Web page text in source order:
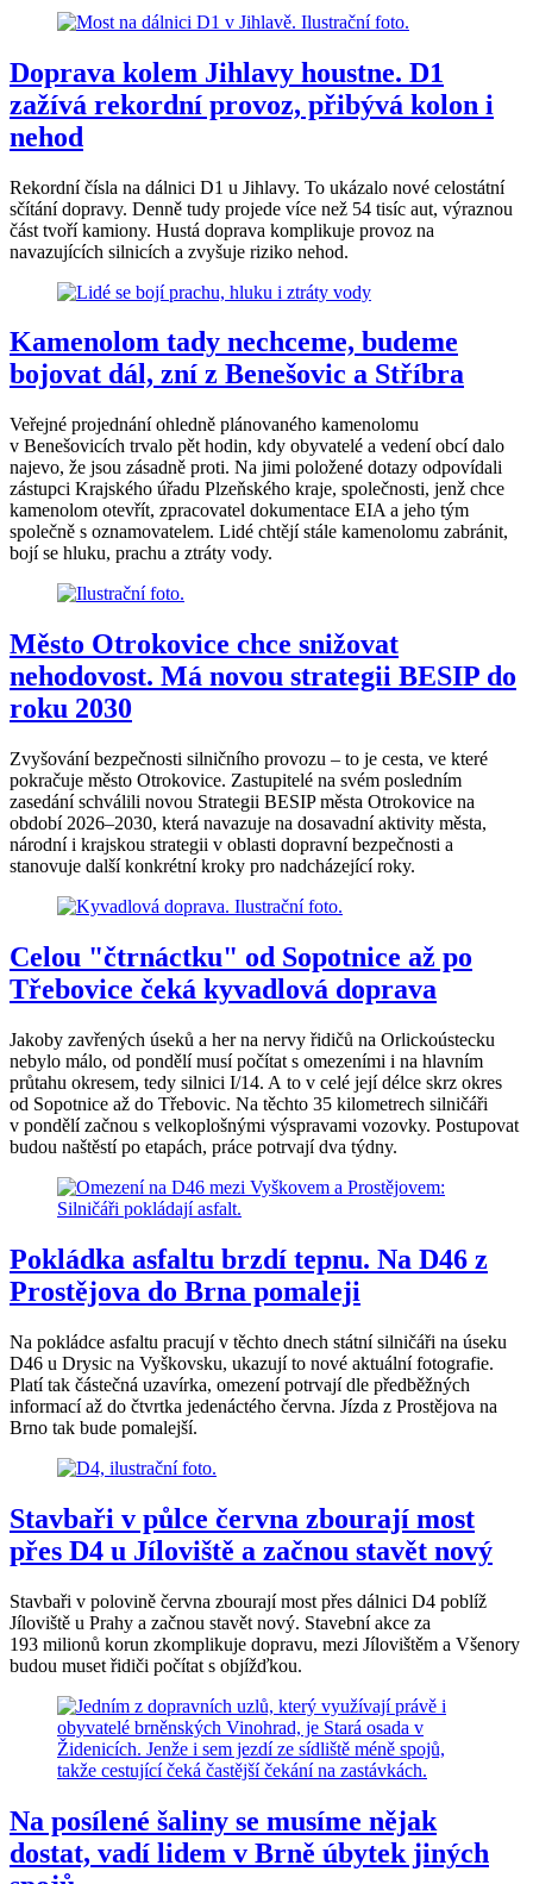
Doprava kolem Jihlavy houstne. D1
zažívá rekordní provoz, přibývá kolon i
nehod
Rekordní čísla na dálnici D1 u Jihlavy. To ukázalo nové celostátní
sčítání dopravy. Denně tudy projede více než 54 tisíc aut, výraznou
část tvoří kamiony. Hustá doprava komplikuje provoz na
navazujících silnicích a zvyšuje riziko nehod.
Kamenolom tady nechceme, budeme
bojovat dál, zní z Benešovic a Stříbra
Veřejné projednání ohledně plánovaného kamenolomu
v Benešovicích trvalo pět hodin, kdy obyvatelé a vedení obcí dalo
najevo, že jsou zásadně proti. Na jimi položené dotazy odpovídali
zástupci Krajského úřadu Plzeňského kraje, společnosti, jenž chce
kamenolom otevřít, zpracovatel dokumentace EIA a jeho tým
společně s oznamovatelem. Lidé chtějí stále kamenolomu zabránit,
bojí se hluku, prachu a ztráty vody.
Město Otrokovice chce snižovat
nehodovost. Má novou strategii BESIP do
roku 2030
Zvyšování bezpečnosti silničního provozu – to je cesta, ve které
pokračuje město Otrokovice. Zastupitelé na svém posledním
zasedání schválili novou Strategii BESIP města Otrokovice na
období 2026–2030, která navazuje na dosavadní aktivity města,
národní i krajskou strategii v oblasti dopravní bezpečnosti a
stanovuje další konkrétní kroky pro nadcházející roky.
Celou "čtrnáctku" od Sopotnice až po
Třebovice čeká kyvadlová doprava
Jakoby zavřených úseků a her na nervy řidičů na Orlickoústecku
nebylo málo, od pondělí musí počítat s omezeními i na hlavním
průtahu okresem, tedy silnici I/14. A to v celé její délce skrz okres
od Sopotnice až do Třebovic. Na těchto 35 kilometrech silničáři
v pondělí začnou s velkoplošnými výspravami vozovky. Postupovat
budou naštěstí po etapách, práce potrvají dva týdny.
Pokládka asfaltu brzdí tepnu. Na D46 z
Prostějova do Brna pomaleji
Na pokládce asfaltu pracují v těchto dnech státní silničáři na úseku
D46 u Drysic na Vyškovsku, ukazují to nové aktuální fotografie.
Platí tak částečná uzavírka, omezení potrvají dle předběžných
informací až do čtvrtka jedenáctého června. Jízda z Prostějova na
Brno tak bude pomalejší.
Stavbaři v půlce června zbourají most
přes D4 u Jíloviště a začnou stavět nový
Stavbaři v polovině června zbourají most přes dálnici D4 poblíž
Jíloviště u Prahy a začnou stavět nový. Stavební akce za
193 milionů korun zkomplikuje dopravu, mezi Jílovištěm a Všenory
budou muset řidiči počítat s objížďkou.
Na posílené šaliny se musíme nějak
dostat, vadí lidem v Brně úbytek jiných